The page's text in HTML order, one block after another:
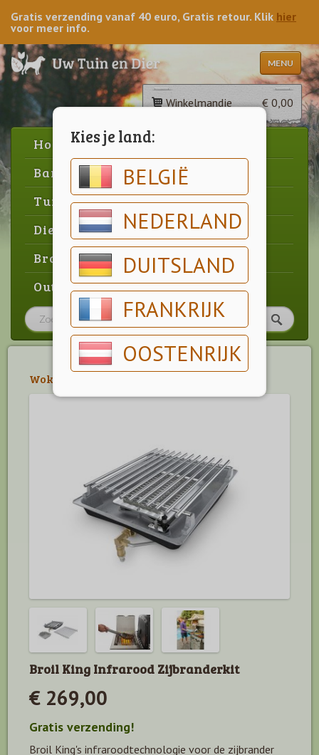
Kies je land:
BELGIË
NEDERLAND
DUITSLAND
FRANKRIJK
OOSTENRIJK
Gratis verzending vanaf 40 euro, Gratis retour. Klik hier
voor meer info.
MENU
Winkelmandje € 0,00
Home
Barbecue
Tuin
Dier
Brood & gebak
Outlet
Wokken & Braden
Broil King Infrarood Zijbranderkit
€ 269,00
Gratis verzending!
Broil King's infraroodtechnologie voor de zijbrander